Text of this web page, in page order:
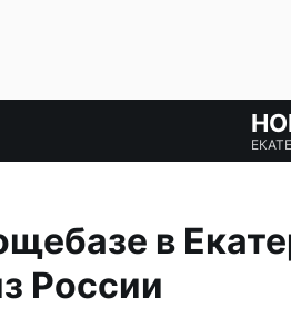
в
России